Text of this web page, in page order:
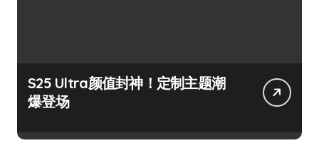
S25 Ultra颜值封神！定制主题潮
爆登场